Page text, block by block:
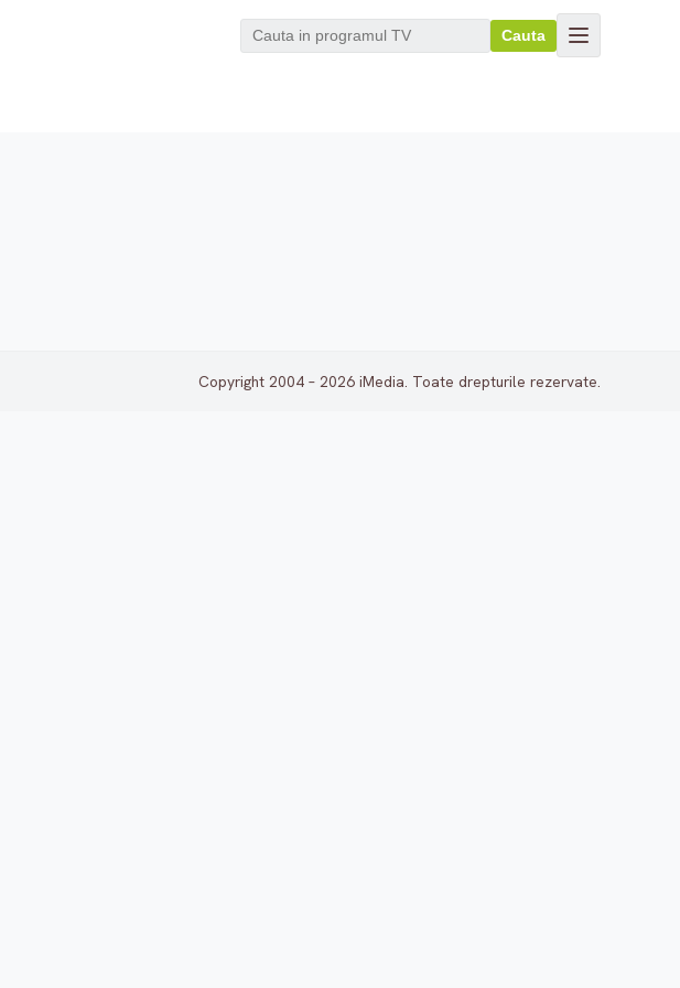
Cauta
Copyright 2004 – 2026 iMedia. Toate drepturile rezervate.